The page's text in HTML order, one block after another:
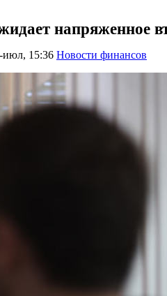
напряженное
июл, 15:36 Новости финансов